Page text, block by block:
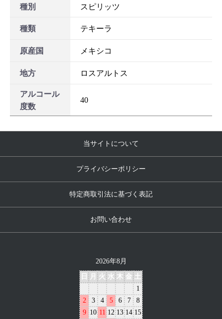
種別 スピリッツ
種類 テキーラ
原産国 メキシコ
地方 ロスアルトス
アルコール
度数
40
当サイトについて
プライバシーポリシー
特定商取引法に基づく表記
お問い合わせ
2026年8月
日 月 火 水 木 金 土
1
2
3 4 5 6 7
8
9 10 11 12 13 14 15